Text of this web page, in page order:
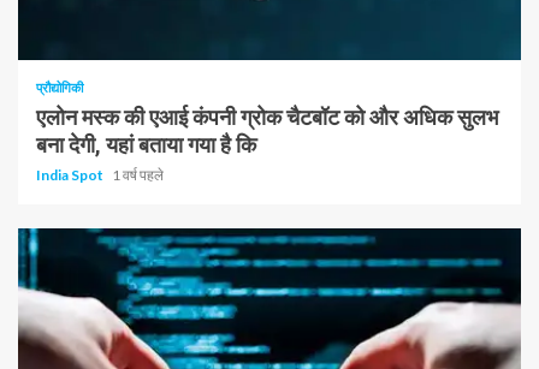
प्रौद्योगिकी
एलोन मस्क की एआई कंपनी ग्रोक चैटबॉट को और अधिक सुलभ
बना देगी, यहां बताया गया है कि
India Spot 1 वर्ष पहले